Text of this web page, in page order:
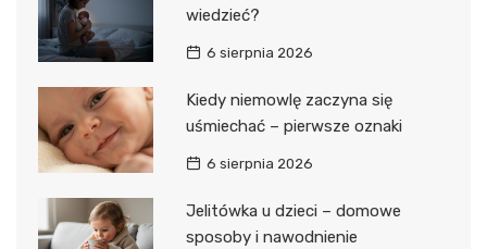
wiedzieć?
6 sierpnia 2026
Kiedy niemowlę zaczyna się
uśmiechać – pierwsze oznaki
6 sierpnia 2026
Jelitówka u dzieci – domowe
sposoby i nawodnienie